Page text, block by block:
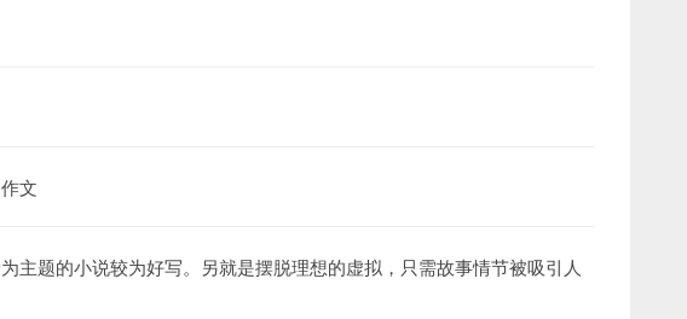
文
主题的小说较为好写。另就是摆脱理想的虚拟，只需故事情节被吸引人